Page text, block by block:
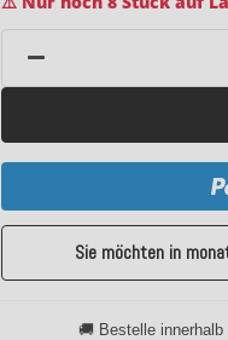
Sie möchten in
🚚 Bestelle innerhalb